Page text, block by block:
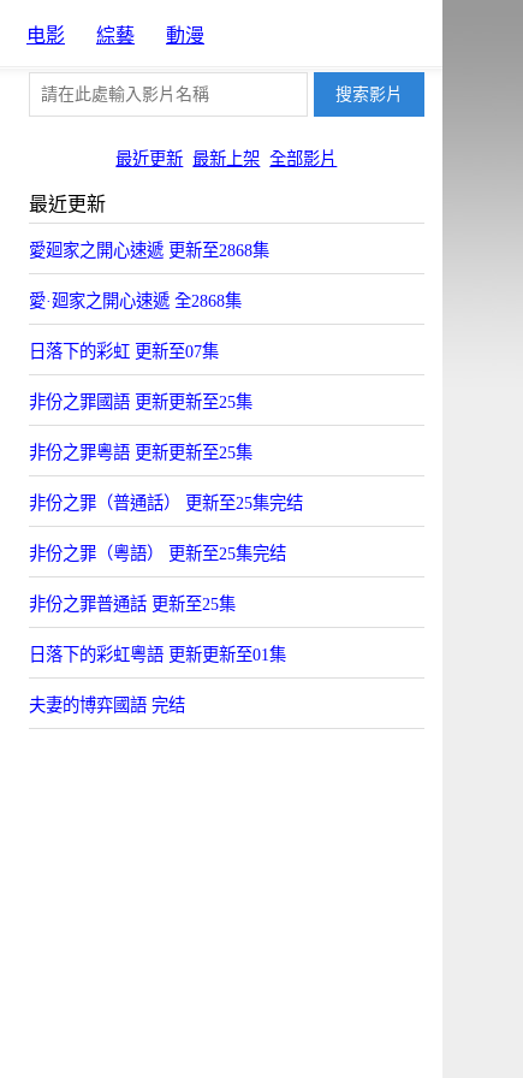
电影 綜藝 動漫
最近更新 最新上架 全部影片
最近更新
愛廻家之開心速遞 更新至2868集
愛·廻家之開心速遞 全2868集
日落下的彩虹 更新至07集
非份之罪國語 更新更新至25集
非份之罪粵語 更新更新至25集
非份之罪（普通話） 更新至25集完结
非份之罪（粵語） 更新至25集完结
非份之罪普通話 更新至25集
日落下的彩虹粵語 更新更新至01集
夫妻的博弈國語 完结